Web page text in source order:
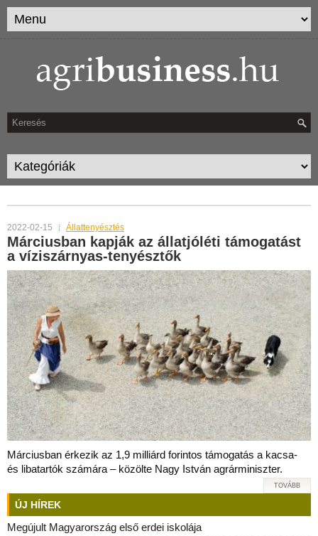
2022-02-15 Állattenyésztés
Márciusban kapják az állatjóléti támogatást
a víziszárnyas-tenyésztők
Márciusban érkezik az 1,9 milliárd forintos támogatás a kacsa-
és libatartók számára – közölte Nagy István agrárminiszter.
TOVÁBB
ÚJ HÍREK
Megújult Magyarország első erdei iskolája